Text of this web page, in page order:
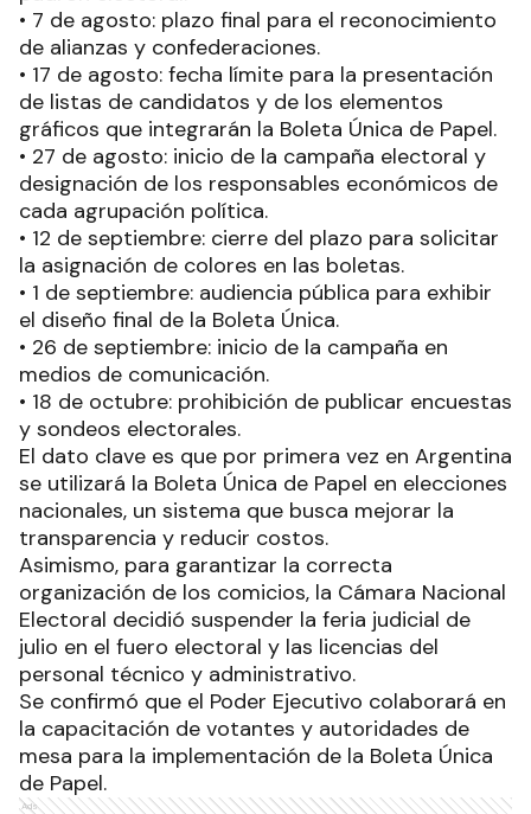
• 7 de agosto: plazo final para el reconocimiento
de alianzas y confederaciones.
• 17 de agosto: fecha límite para la presentación
de listas de candidatos y de los elementos
gráficos que integrarán la Boleta Única de Papel.
• 27 de agosto: inicio de la campaña electoral y
designación de los responsables económicos de
cada agrupación política.
• 12 de septiembre: cierre del plazo para solicitar
la asignación de colores en las boletas.
• 1 de septiembre: audiencia pública para exhibir
el diseño final de la Boleta Única.
• 26 de septiembre: inicio de la campaña en
medios de comunicación.
• 18 de octubre: prohibición de publicar encuestas
y sondeos electorales.
El dato clave es que por primera vez en Argentina
se utilizará la Boleta Única de Papel en elecciones
nacionales, un sistema que busca mejorar la
transparencia y reducir costos.
Asimismo, para garantizar la correcta
organización de los comicios, la Cámara Nacional
Electoral decidió suspender la feria judicial de
julio en el fuero electoral y las licencias del
personal técnico y administrativo.
Se confirmó que el Poder Ejecutivo colaborará en
la capacitación de votantes y autoridades de
mesa para la implementación de la Boleta Única
de Papel.
Ads